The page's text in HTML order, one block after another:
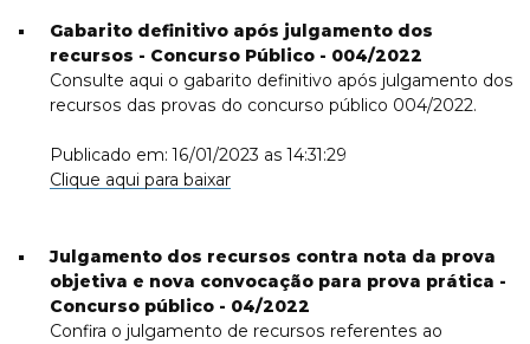
Gabarito definitivo após julgamento dos
recursos - Concurso Público - 004/2022
Consulte aqui o gabarito definitivo após julgamento dos
recursos das provas do concurso público 004/2022.
Publicado em: 16/01/2023 as 14:31:29
Clique aqui para baixar
Julgamento dos recursos contra nota da prova
objetiva e nova convocação para prova prática -
Concurso público - 04/2022
Confira o julgamento de recursos referentes ao